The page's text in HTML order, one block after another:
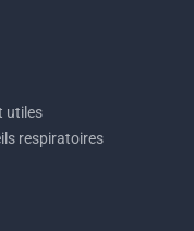
utiles
respiratoires